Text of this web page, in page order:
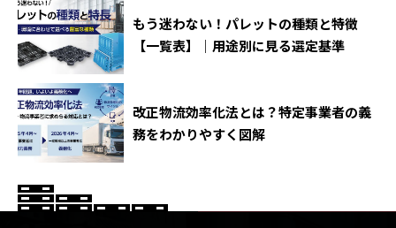
もう迷わない！パレットの種類と特徴
【一覧表】｜用途別に見る選定基準
改正物流効率化法とは？特定事業者の義
務をわかりやすく図解